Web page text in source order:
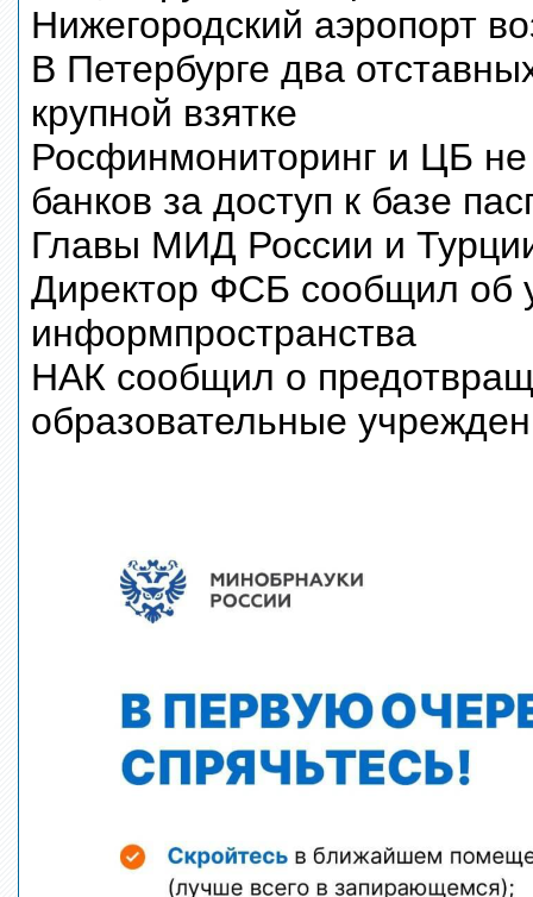
Нижегородский аэропорт
В Петербурге два
крупной взятке
Росфинмониторинг и ЦБ
банков за доступ к базе
Главы МИД России и
Директор ФСБ сообщил об
информпространства
НАК сообщил о
образовательные